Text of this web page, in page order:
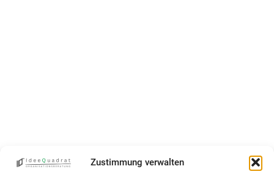
Zustimmung verwalten